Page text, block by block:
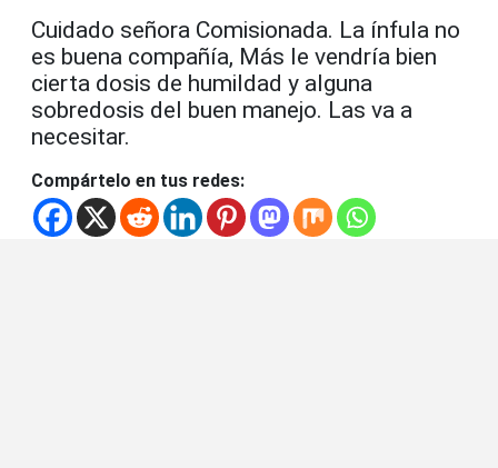
Cuidado señora Comisionada. La ínfula no
es buena compañía, Más le vendría bien
cierta dosis de humildad y alguna
sobredosis del buen manejo. Las va a
necesitar.
Compártelo en tus redes: